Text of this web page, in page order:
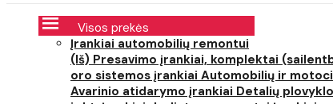
Visos prekės
Įrankiai automobilių remontui
(Iš) Presavimo įrankiai, komplektai
oro sistemos įrankiai Automobilių ir
Avarinio atidarymo įrankiai Detalių